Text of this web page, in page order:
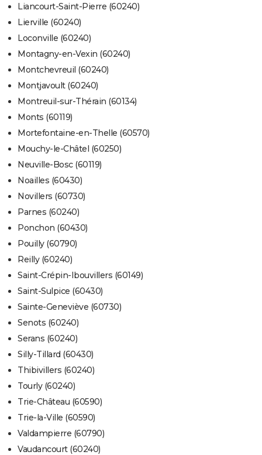
Liancourt-Saint-Pierre (60240)
Lierville (60240)
Loconville (60240)
Montagny-en-Vexin (60240)
Montchevreuil (60240)
Montjavoult (60240)
Montreuil-sur-Thérain (60134)
Monts (60119)
Mortefontaine-en-Thelle (60570)
Mouchy-le-Châtel (60250)
Neuville-Bosc (60119)
Noailles (60430)
Novillers (60730)
Parnes (60240)
Ponchon (60430)
Pouilly (60790)
Reilly (60240)
Saint-Crépin-Ibouvillers (60149)
Saint-Sulpice (60430)
Sainte-Geneviève (60730)
Senots (60240)
Serans (60240)
Silly-Tillard (60430)
Thibivillers (60240)
Tourly (60240)
Trie-Château (60590)
Trie-la-Ville (60590)
Valdampierre (60790)
Vaudancourt (60240)